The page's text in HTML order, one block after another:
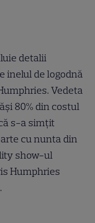
detalii
inelul de logodnă
Vedeta
80% din costul
s-a simțit
cu nunta din
show-ul
Humphries